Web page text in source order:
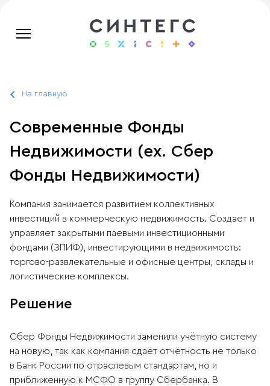
На главную
Современные Фонды
Недвижимости (ex. Сбер
Фонды Недвижимости)
Компания занимается развитием коллективных
инвестиций в коммерческую недвижимость. Создает и
управляет закрытыми паевыми инвестиционными
фондами (ЗПИФ), инвестирующими в недвижимость:
торгово-развлекательные и офисные центры, склады и
логистические комплексы.
Решение
Сбер Фонды Недвижимости заменили учётную систему
на новую, так как компания сдаёт отчётность не только
в Банк России по отраслевым стандартам, но и
приближенную к МСФО в группу Сбербанка. В